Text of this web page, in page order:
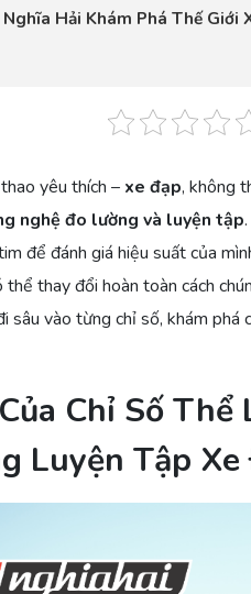
Hải Khám Phá Thế Giới
yêu thích – xe đạp, không
nghệ đo lường và luyện tập
để đánh giá hiệu suất của
thay đổi hoàn toàn cách
sâu vào từng chỉ số, khám phá
Chỉ Số Thể
Luyện Tập